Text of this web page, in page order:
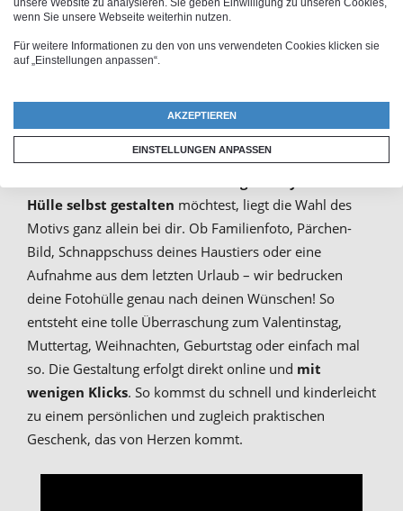
Personalisierte Samsung Galaxy
S21+ 5G Fotohülle bedrucken
Galaxy Hüllensind nicht nur für dich
persönlich ein wunderbares Highlight. Sie eignen sich
auch hervorragend als Geschenkidee zu verschiedenen
Hülle selbst gestalten möchtest, liegt die Wahl des
Motivs ganz allein bei dir. Ob Familienfoto, Pärchen-
Bild, Schnappschuss deines Haustiers oder eine
Aufnahme aus dem letzten Urlaub – wir bedrucken
deine Fotohülle genau nach deinen Wünschen! So
entsteht eine tolle Überraschung zum Valentinstag,
Muttertag, Weihnachten, Geburtstag oder einfach mal
so. Die Gestaltung erfolgt direkt online und mit
wenigen Klicks. So kommst du schnell und kinderleicht
zu einem persönlichen und zugleich praktischen
Geschenk, das von Herzen kommt.
unsere Website zu analysieren. Sie geben Einwilligung zu unseren Cookies,
wenn Sie unsere Webseite weiterhin nutzen.
Für weitere Informationen zu den von uns verwendeten Cookies klicken sie
auf „Einstellungen anpassen“.
AKZEPTIEREN
EINSTELLUNGEN ANPASSEN